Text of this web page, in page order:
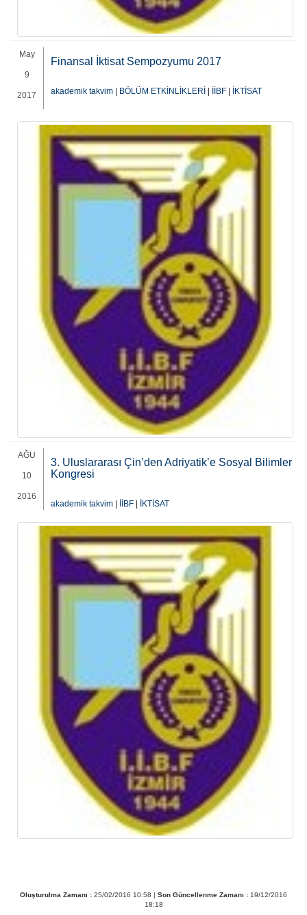
May
9
2017
Finansal İktisat Sempozyumu 2017
akademik takvim BÖLÜM ETKİNLİKLERİ İİBF İKTİSAT
AĞU
10
2016
3. Uluslararası Çin’den Adriyatik’e Sosyal Bilimler
Kongresi
akademik takvim İİBF İKTİSAT
Oluşturulma Zamanı : 25/02/2016 10:58 | Son Güncellenme Zamanı : 19/12/2016
18:18